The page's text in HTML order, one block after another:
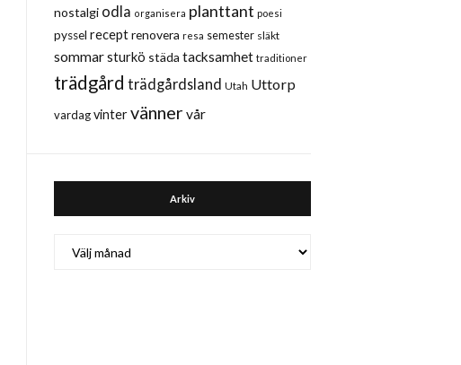
nostalgi odla organisera planttant poesi
pyssel receptrenovera resa semester släkt
sommarsturkö städa tacksamhet traditioner
trädgård trädgårdsland Utah Uttorp
vardag vintervänner vår
Arkiv